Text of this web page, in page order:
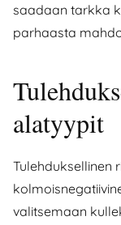
saadaan tarkka
parhaasta
alatyypit
Tulehduksellinen
valitsemaan